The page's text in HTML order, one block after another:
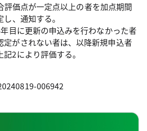
評価点が一定点以上の者を加点期間
、通知する。
目に更新の申込みを行わなかった者
定がされない者は、以降新規申込者
記2により評価する。
006942